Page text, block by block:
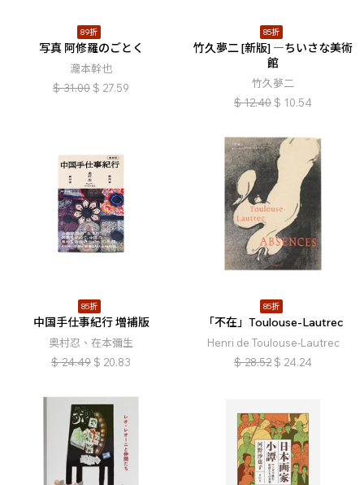
89折
写真 阿修羅のごとく
瀧本幹也
$ 31.00 $ 27.59
85折
竹久夢二 [新版] ―ちいさな美術
館
竹久夢二
$ 12.40 $ 10.54
85折
中国手仕事紀行 増補版
奥村忍、在本彌生
$ 24.49 $ 20.83
85折
「不在」Toulouse-Lautrec
Henri de Toulouse-Lautrec
$ 28.52 $ 24.24